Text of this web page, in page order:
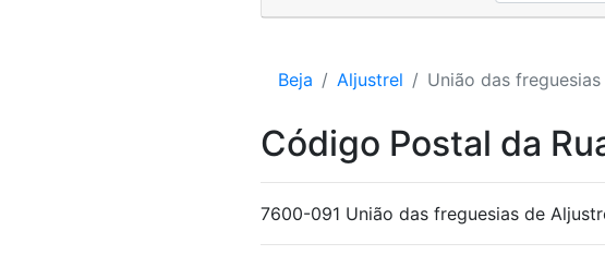
Beja Aljustrel União das
Código Postal da
7600-091 União das freguesias de